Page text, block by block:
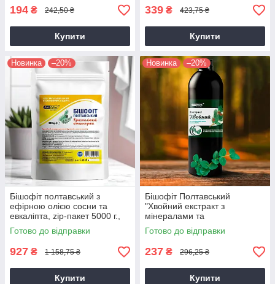
194 ₴ 242,50 ₴
Купити
339 ₴ 423,75 ₴
Купити
Новинка –20%
Бішофіт полтавський з
ефірною олією сосни та
евкаліпта, zip-пакет 5000 г.,
концентрат для ванн bishofit -
bisheffect
Готово до відправки
927 ₴ 1 158,75 ₴
Купити
Новинка –20%
Бішофіт Полтавський
"Хвойний екстракт з
мінералами та
мікроелементами" 1000 мл
для ванн, суглобів та шкіри
Готово до відправки
237 ₴ 296,25 ₴
Купити